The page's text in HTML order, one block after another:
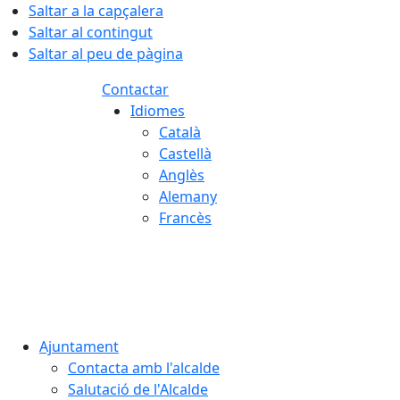
Saltar a la capçalera
Saltar al contingut
Saltar al peu de pàgina
Contactar
Idiomes
Català
Castellà
Anglès
Alemany
Francès
Ajuntament
Contacta amb l'alcalde
Salutació de l'Alcalde